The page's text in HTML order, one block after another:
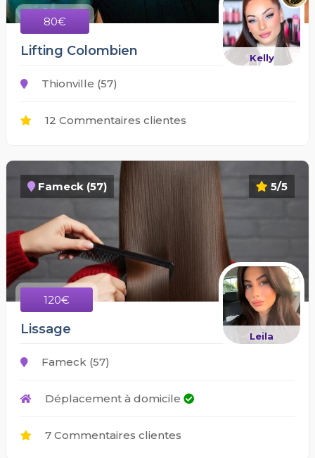
80€
Kelly
Lifting Colombien
Thionville (57)
12 Commentaires clientes
5/5
Fameck (57)
120€
Leila
Lissage
Fameck (57)
Déplacement à domicile
7 Commentaires clientes